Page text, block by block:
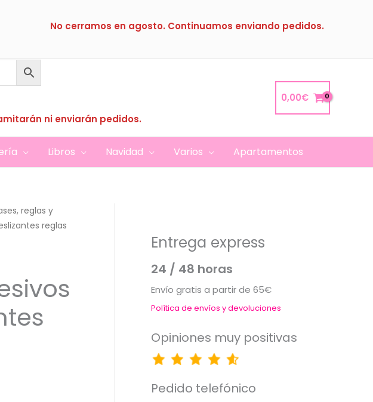
No cerramos en agosto. Continuamos enviando pedidos.
ni enviarán pedidos.
0,00€
Libros Navidad Varios Apartamentos
reglas y
reglas
Entrega express
24 / 48 horas
Envío gratis a partir de 65€
Política de envíos y devoluciones
Opiniones muy positivas
Pedido telefónico